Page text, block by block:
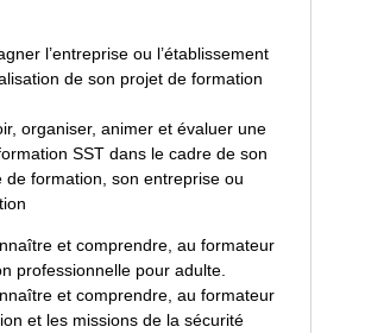
l’entreprise ou l’établissement
de son projet de formation
organiser, animer et évaluer une
SST dans le cadre de son
de formation, son entreprise ou
et comprendre, au formateur
professionnelle pour adulte.
et comprendre, au formateur
et les missions de la sécurité